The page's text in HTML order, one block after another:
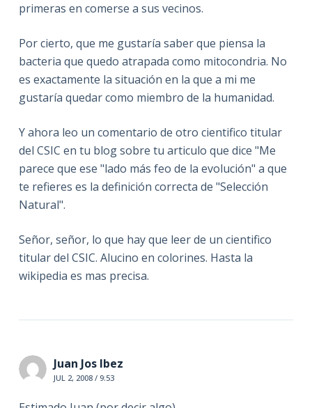
primeras en comerse a sus vecinos.
Por cierto, que me gustaría saber que piensa la
bacteria que quedo atrapada como mitocondria. No
es exactamente la situación en la que a mi me
gustaría quedar como miembro de la humanidad.
Y ahora leo un comentario de otro cientifico titular
del CSIC en tu blog sobre tu articulo que dice "Me
parece que ese "lado más feo de la evolución" a que
te refieres es la definición correcta de "Selección
Natural".
Señor, señor, lo que hay que leer de un cientifico
titular del CSIC. Alucino en colorines. Hasta la
wikipedia es mas precisa.
Juan Jos Ibez
JUL 2, 2008 / 9:53